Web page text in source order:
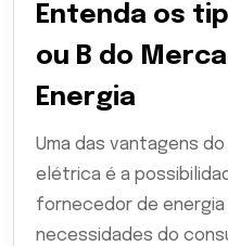
Entenda os
ou B do
Energia
Uma das vantagens
elétrica é a
fornecedor de
necessidades do